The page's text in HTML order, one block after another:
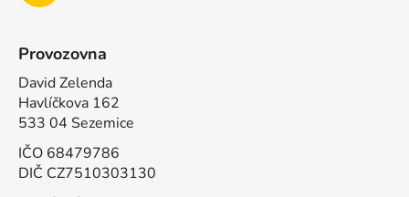
Provozovna
David Zelenda
Havlíčkova 162
533 04 Sezemice
IČO 68479786
DIČ CZ7510303130